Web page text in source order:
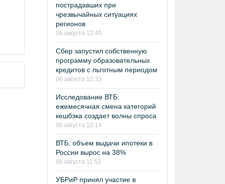
пострадавших при
чрезвычайных ситуациях
регионов
06 августа 12:40
Сбер запустил собственную
программу образовательных
кредитов с льготным периодом
06 августа 12:33
Исследование ВТБ:
ежемесячная смена категорий
кешбэка создает волны спроса
06 августа 12:14
ВТБ: объем выдачи ипотеки в
России вырос на 38%
06 августа 11:52
УБРиР принял участие в